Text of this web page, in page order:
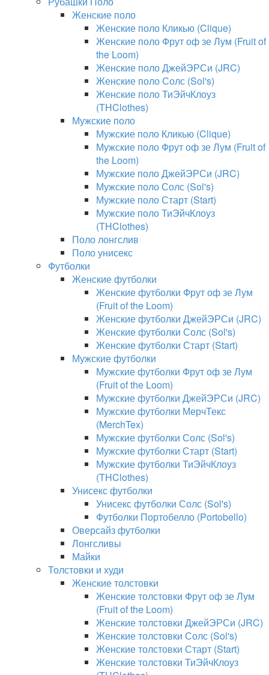
Женские поло
Женские поло Кликью (Clique)
Женские поло Фрут оф зе Лум (Fruit of
the Loom)
Женские поло ДжейЭРСи (JRC)
Женские поло Солс (Sol's)
Женские поло ТиЭйчКлоуз
(THClothes)
Мужские поло
Мужские поло Кликью (Clique)
Мужские поло Фрут оф зе Лум (Fruit of
the Loom)
Мужские поло ДжейЭРСи (JRC)
Мужские поло Солс (Sol's)
Мужские поло Старт (Start)
Мужские поло ТиЭйчКлоуз
(THClothes)
Поло лонгслив
Поло унисекс
Футболки
Женские футболки
Женские футболки Фрут оф зе Лум
(Fruit of the Loom)
Женские футболки ДжейЭРСи (JRC)
Женские футболки Солс (Sol's)
Женские футболки Старт (Start)
Мужские футболки
Мужские футболки Фрут оф зе Лум
(Fruit of the Loom)
Мужские футболки ДжейЭРСи (JRC)
Мужские футболки МерчТекс
(MerchTex)
Мужские футболки Солс (Sol's)
Мужские футболки Старт (Start)
Мужские футболки ТиЭйчКлоуз
(THClothes)
Унисекс футболки
Унисекс футболки Солс (Sol's)
Футболки Портобелло (Portobello)
Оверсайз футболки
Лонгсливы
Майки
Толстовки и худи
Женские толстовки
Женские толстовки Фрут оф зе Лум
(Fruit of the Loom)
Женские толстовки ДжейЭРСи (JRC)
Женские толстовки Солс (Sol's)
Женские толстовки Старт (Start)
Женские толстовки ТиЭйчКлоуз